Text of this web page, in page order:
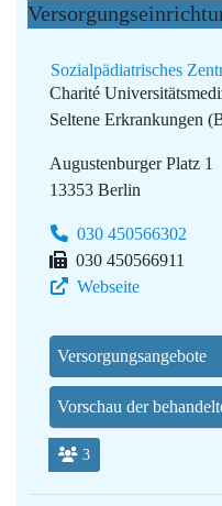
Sozialpädiatrisches
Charité
Seltene Erkrankungen
Augustenburger Platz 1
13353 Berlin
030 450566302
030 450566911
Webseite
Versorgungsangebote
Vorschau der
3